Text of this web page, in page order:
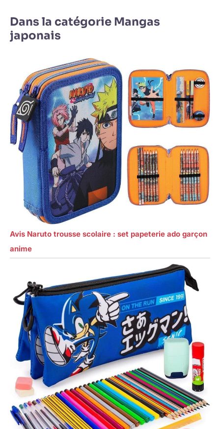
Dans la catégorie Mangas
japonais
Avis Naruto trousse scolaire : set papeterie ado garçon
anime